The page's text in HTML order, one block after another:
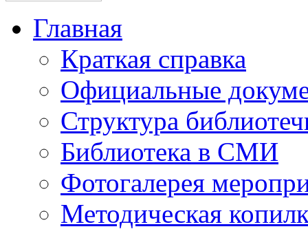
Главная
Краткая справка
Официальные
Структура
Библиотека в СМИ
Фотогалерея
Методическая